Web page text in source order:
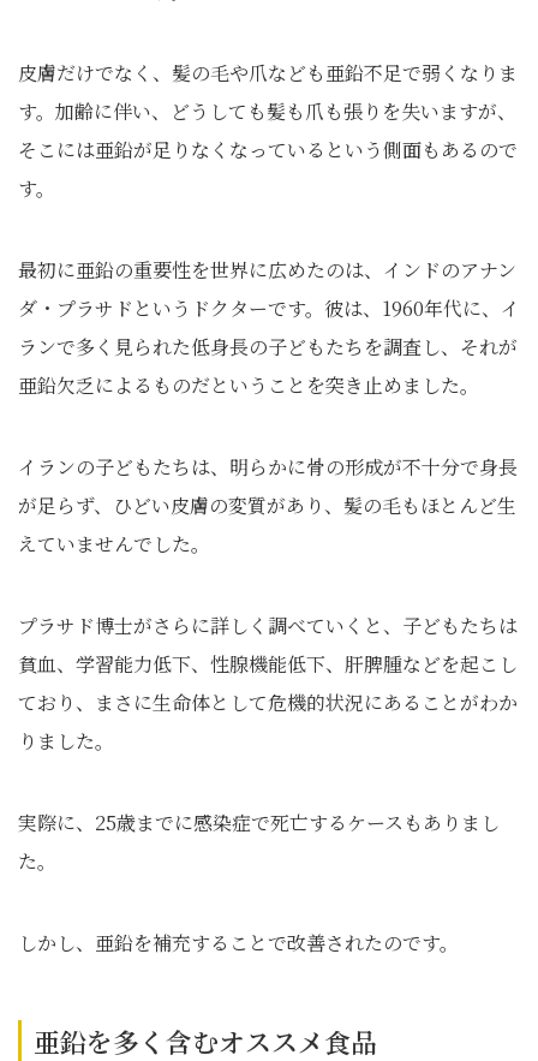
皮膚だけでなく、髪の毛や爪なども亜鉛不足で弱くなりま
す。加齢に伴い、どうしても髪も爪も張りを失いますが、
そこには亜鉛が足りなくなっているという側面もあるので
す。
最初に亜鉛の重要性を世界に広めたのは、インドのアナン
ダ・プラサドというドクターです。彼は、1960年代に、イ
ランで多く見られた低身長の子どもたちを調査し、それが
亜鉛欠乏によるものだということを突き止めました。
イランの子どもたちは、明らかに骨の形成が不十分で身長
が足らず、ひどい皮膚の変質があり、髪の毛もほとんど生
えていませんでした。
プラサド博士がさらに詳しく調べていくと、子どもたちは
貧血、学習能力低下、性腺機能低下、肝脾腫などを起こし
ており、まさに生命体として危機的状況にあることがわか
りました。
実際に、25歳までに感染症で死亡するケースもありまし
た。
しかし、亜鉛を補充することで改善されたのです。
亜鉛を多く含むオススメ食品